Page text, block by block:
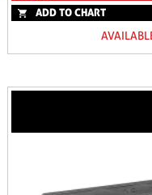
ADD TO CHART